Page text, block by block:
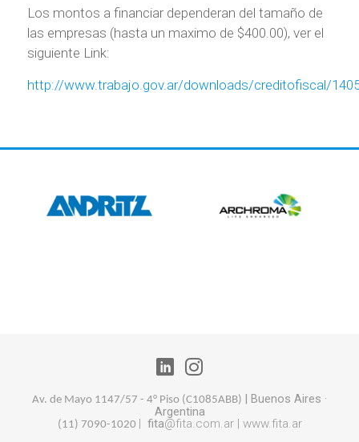
Los montos a financiar dependeran del tamaño de
las empresas (hasta un maximo de $400.00), ver el
siguiente Link:
http://www.trabajo.gov.ar/downloads/creditofiscal/
Av. de Mayo 1147/57 - 4° Piso (C1085ABB) | Buenos Aires ·
Argentina
(11) 7090-1020 | fita@fita.com.ar | www.fita.ar